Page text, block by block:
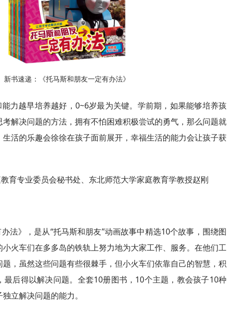
新书速递：《托马斯和朋友一定有办法》
力越早培养越好，0~6岁最为关键。学前期，如果能够培养孩
解决问题的方法，拥有不怕困难积极尝试的勇气，那么问题就
活的乐趣会徐徐在孩子面前展开，幸福生活的能力会让孩子获
育专业委员会秘书处、东北师范大学家庭教育学教授赵刚
办法》，是从“托马斯和朋友”动画故事中精选10个故事，围绕图
火车们在多多岛的铁轨上努力地为大家工作、服务。在他们工
，虽然这些问题有些很棘手，但小火车们依靠自己的智慧，积
最后得以解决问题。全套10册图书，10个主题，教会孩子10种
立解决问题的能力。